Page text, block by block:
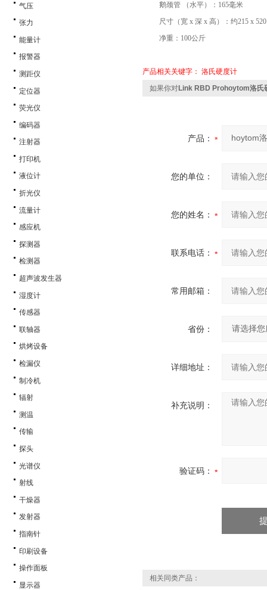
气压
张力
能量计
报警器
测距仪
定位器
荧光仪
编码器
注射器
打印机
液位计
折光仪
流量计
感应机
探测器
检测器
超声波发生器
湿度计
传感器
联轴器
烘烤设备
检漏仪
制冷机
辐射
测温
传输
探头
光谱仪
射线
干燥器
发射器
指南针
印刷设备
操作面板
显示器
鹅颈管 （水平）： 165毫米
尺寸（宽 x 深 x 高）：约215 x
净重： 100公斤
产品相关关键字： 洛氏硬度计
如果你对Link RBD Prohoytom洛氏
产品：
您的单位：
您的姓名：
联系电话：
常用邮箱：
省份：
详细地址：
补充说明：
验证码：
相关同类产品：